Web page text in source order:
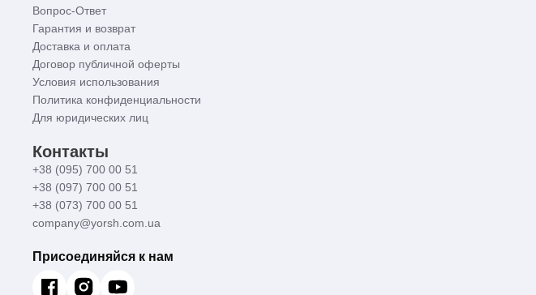
Вопрос-Ответ
Гарантия и возврат
Доставка и оплата
Договор публичной оферты
Условия использования
Политика конфиденциальности
Для юридических лиц
Контакты
+38 (095) 700 00 51
+38 (097) 700 00 51
+38 (073) 700 00 51
company@yorsh.com.ua
Присоединяйся к нам